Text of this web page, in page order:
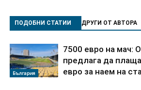
ПОДОБНИ СТАТИИ ДРУГИ ОТ АВТОРА
България
7500 евро на мач:
предлага да
евро за наем на